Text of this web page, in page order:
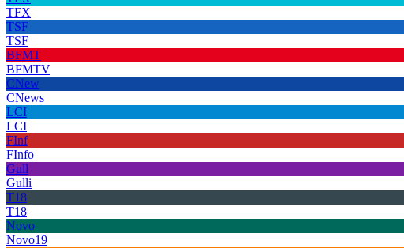
TFX
TSF
TSF
BFMT
BFMTV
CNew
CNews
LCI
LCI
FInf
FInfo
Gull
Gulli
T18
T18
Novo
Novo19